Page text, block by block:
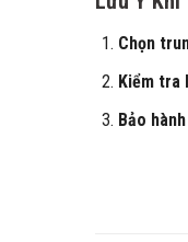
Chọn
Kiểm tra
Bảo